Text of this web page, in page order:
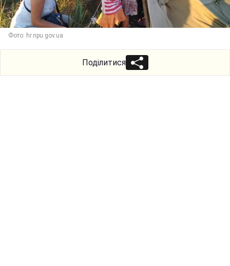
Фото: hr.npu.gov.ua
Поділитися